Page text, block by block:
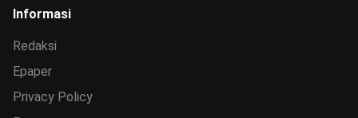
Informasi
Redaksi
Epaper
Privacy Policy